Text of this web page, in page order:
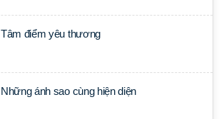
Tâm điểm yêu thương
Những ánh sao cùng hiện diện